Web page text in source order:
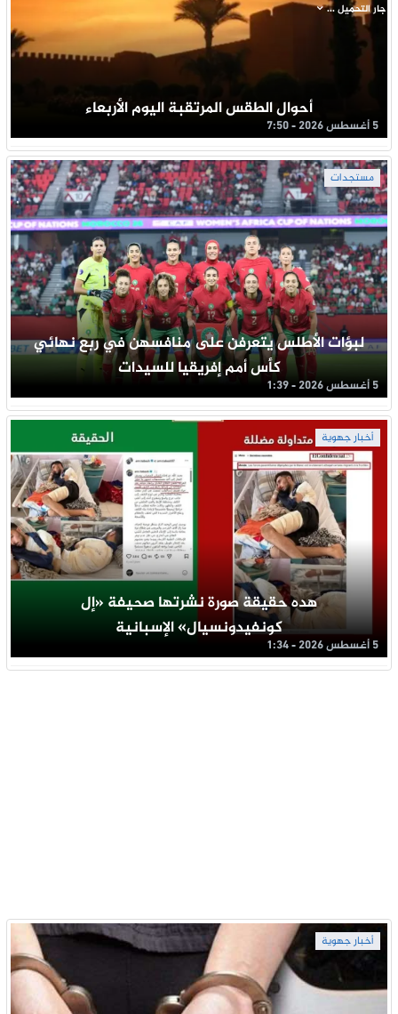
أحوال الطقس المرتقبة اليوم الأربعاء
5 أغسطس 2026 - 7:50
مستجدات
لبؤات الأطلس يتعرفن على منافسهن في ربع نهائي
كأس أمم إفريقيا للسيدات
5 أغسطس 2026 - 1:39
أخبار جهوية
هده حقيقة صورة نشرتها صحيفة «إل
كونفيدونسيال» الإسبانية
5 أغسطس 2026 - 1:34
أخبار جهوية
جار التحميل ...